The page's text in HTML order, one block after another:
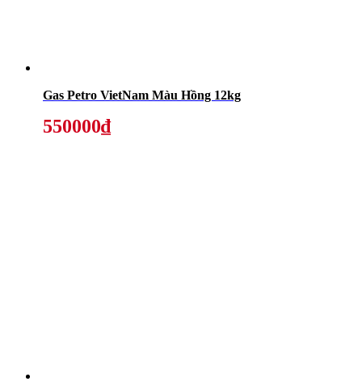
Gas Petro VietNam Màu Hồng 12kg
550000₫